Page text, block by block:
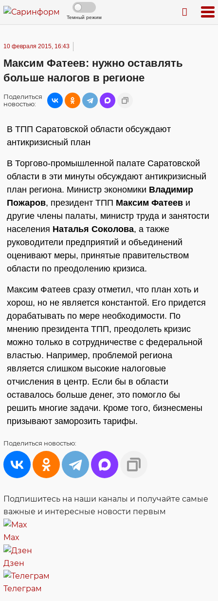
Темный режим
10 февраля 2015, 16:43
Максим Фатеев: нужно оставлять
больше налогов в регионе
Поделиться
новостью:
В ТПП Саратовской области обсуждают
антикризисный план
В Торгово-промышленной палате Саратовской
области в эти минуты обсуждают антикризисный
план региона. Министр экономики Владимир
Пожаров, президент ТПП Максим Фатеев и
другие члены палаты, министр труда и занятости
населения Наталья Соколова, а также
руководители предприятий и объединений
оценивают меры, принятые правительством
области по преодолению кризиса.
Максим Фатеев сразу отметил, что план хоть и
хорош, но не является константой. Его придется
дорабатывать по мере необходимости. По
мнению президента ТПП, преодолеть кризис
можно только в сотрудничестве с федеральной
властью. Например, проблемой региона
является слишком высокие налоговые
отчисления в центр. Если бы в области
оставалось больше денег, это помогло бы
решить многие задачи. Кроме того, бизнесмены
призывают заморозить тарифы.
Поделиться новостью:
Подпишитесь на наши каналы и получайте самые
важные и интересные новости первым
Max
Дзен
Телеграм